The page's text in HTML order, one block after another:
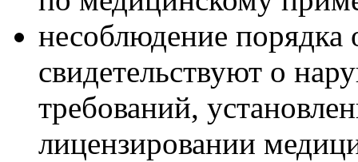
несоблюдение
свидетельствуют о
требований,
лицензировании